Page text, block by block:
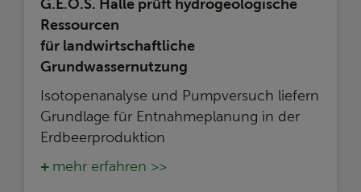
G.E.O.S. Halle prüft hydrogeologische
Ressourcen
für landwirtschaftliche
Grundwassernutzung
Isotopenanalyse und Pumpversuch liefern
Grundlage für Entnahmeplanung in der
Erdbeerproduktion
mehr erfahren >>